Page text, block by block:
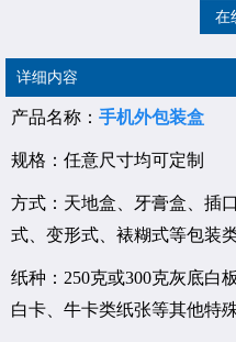
在
详细内容
产品名称： 手机外包装盒
规格：任意尺寸均可定制
方式：天地盒、牙膏盒、插
式、变形式、裱糊式等包装
纸种：250克或300克灰底白
白卡、牛卡类纸张等其他特